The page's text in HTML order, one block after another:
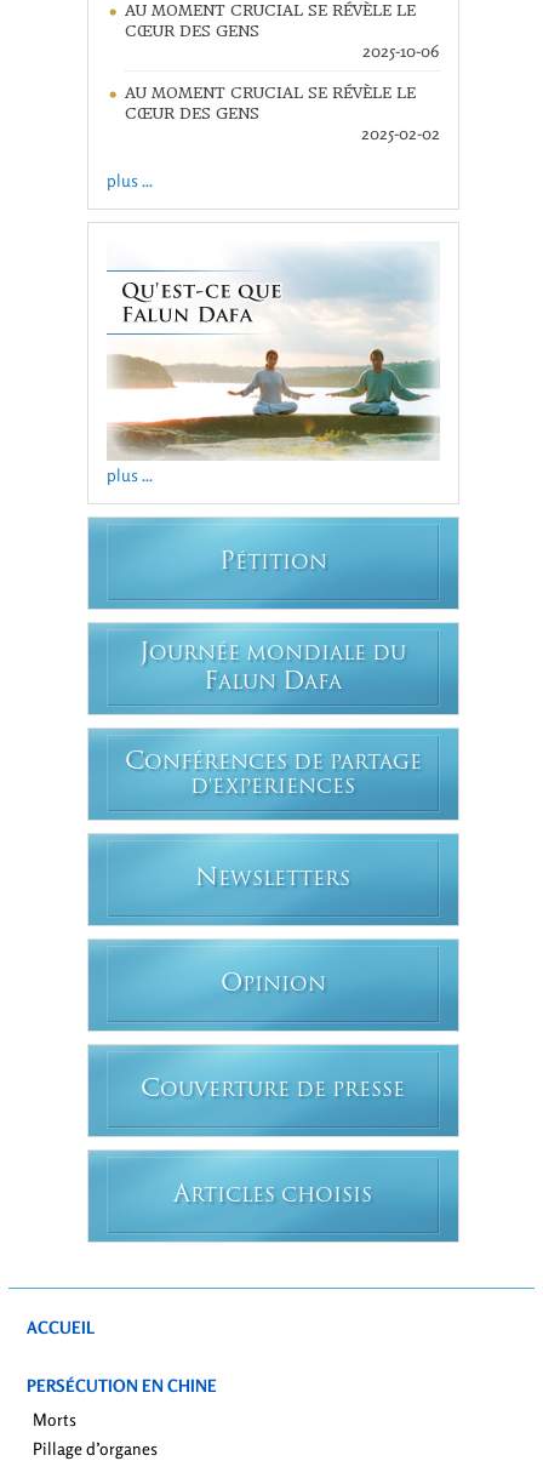
AU MOMENT CRUCIAL SE RÉVÈLE LE
CŒUR DES GENS
2025-10-06
AU MOMENT CRUCIAL SE RÉVÈLE LE
CŒUR DES GENS
2025-02-02
plus ...
plus ...
PÉTITION
JOURNÉE MONDIALE DU
FALUN DAFA
CONFÉRENCES DE PARTAGE
D'EXPERIENCES
N EWSLETTERS
OPINION
COUVERTURE DE PRESSE
ARTICLES CHOISIS
ACCUEIL
PERSÉCUTION EN CHINE
Morts
Pillage d’organes